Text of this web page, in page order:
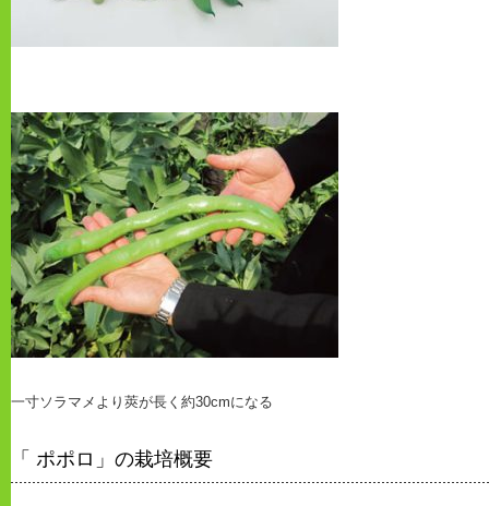
一寸ソラマメより莢が長く約30cmになる
「 ポポロ」の栽培概要